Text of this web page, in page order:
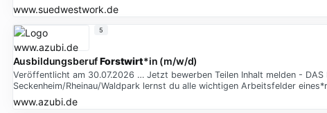
www.suedwestwork.de
AusbildungsberufForstwirt*in (m/w/d)
Veröffentlicht am 30.07.2026 … Jetzt bewerben Teilen Inhalt melden -
Seckenheim/Rheinau/Waldpark lernst du alle wichtigen Arbeitsfelder
www.azubi.de
5